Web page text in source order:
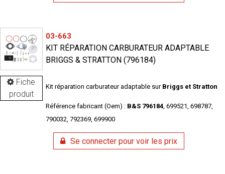
Fiche
produit
03-663
KIT RÉPARATION CARBURATEUR ADAPTABLE
BRIGGS & STRATTON (796184)
Kit réparation carburateur adaptable sur Briggs et Stratton
Référence fabricant (Oem) : B&S 796184, 699521, 698787,
790032, 792369, 699900
Se connecter pour voir les prix